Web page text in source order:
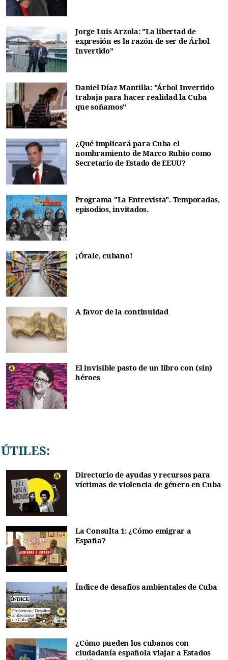
Jorge Luis Arzola: "La libertad de
expresión es la razón de ser de Árbol
Invertido"
Daniel Díaz Mantilla: "Árbol Invertido
trabaja para hacer realidad la Cuba
que soñamos"
¿Qué implicará para Cuba el
nombramiento de Marco Rubio como
Secretario de Estado de EEUU?
Programa "La Entrevista". Temporadas,
episodios, invitados.
¡Órale, cubano!
A favor de la continuidad
El invisible pasto de un libro con (sin)
héroes
ÚTILES:
Directorio de ayudas y recursos para
víctimas de violencia de género en Cuba
La Consulta 1: ¿Cómo emigrar a
España?
Índice de desafíos ambientales de Cuba
¿Cómo pueden los cubanos con
ciudadanía española viajar a Estados